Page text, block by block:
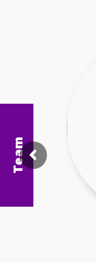
Team